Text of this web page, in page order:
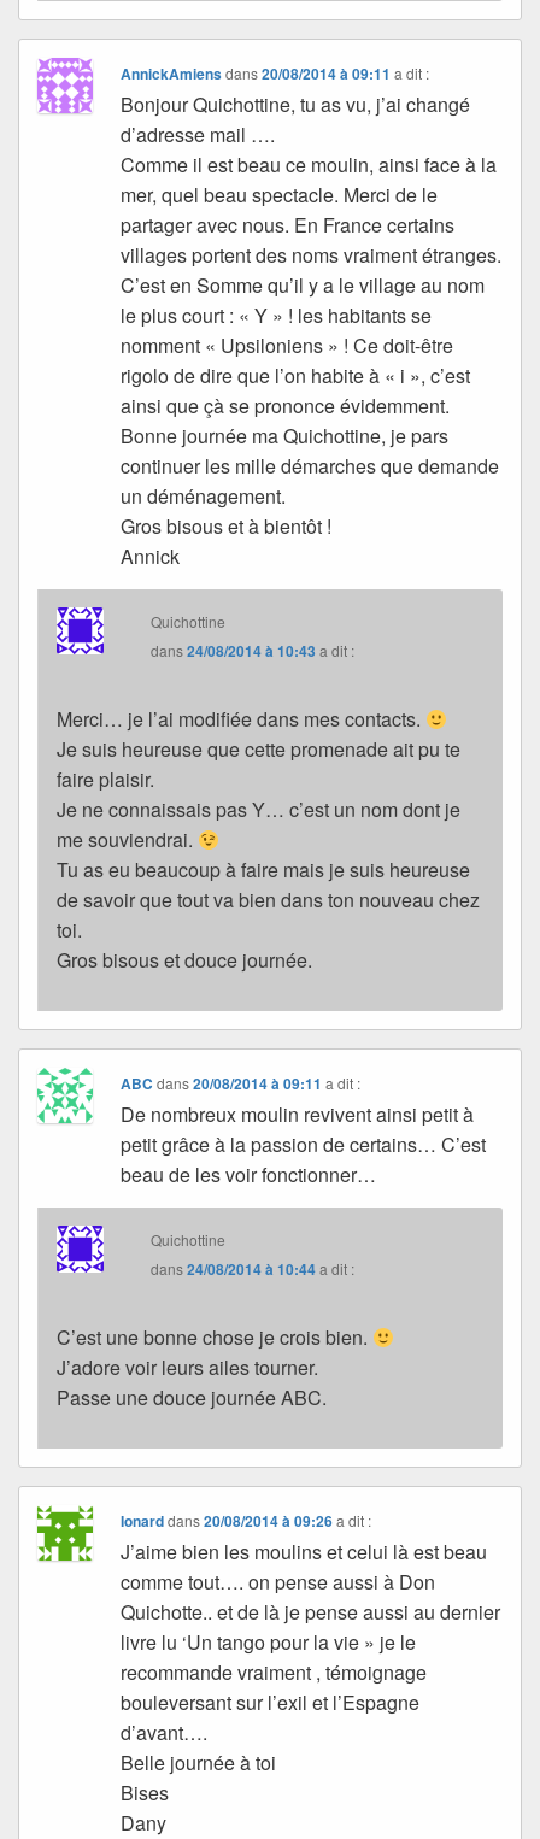
AnnickAmiensdans20/08/2014 à 09:11 a dit :
Bonjour Quichottine, tu as vu, j’ai changé
d’adresse mail ….
Comme il est beau ce moulin, ainsi face à la
mer, quel beau spectacle. Merci de le
partager avec nous. En France certains
villages portent des noms vraiment étranges.
C’est en Somme qu’il y a le village au nom
le plus court : « Y » ! les habitants se
nomment « Upsiloniens » ! Ce doit-être
rigolo de dire que l’on habite à « i », c’est
ainsi que çà se prononce évidemment.
Bonne journée ma Quichottine, je pars
continuer les mille démarches que demande
un déménagement.
Gros bisous et à bientôt !
Annick
Quichottine
dans24/08/2014 à 10:43 a dit :
Merci… je l’ai modifiée dans mes contacts.
Je suis heureuse que cette promenade ait pu te
faire plaisir.
Je ne connaissais pas Y… c’est un nom dont je
me souviendrai.
Tu as eu beaucoup à faire mais je suis heureuse
de savoir que tout va bien dans ton nouveau chez
toi.
Gros bisous et douce journée.
ABC dans20/08/2014 à 09:11 a dit :
De nombreux moulin revivent ainsi petit à
petit grâce à la passion de certains… C’est
beau de les voir fonctionner…
Quichottine
dans24/08/2014 à 10:44a dit :
C’est une bonne chose je crois bien.
J’adore voir leurs ailes tourner.
Passe une douce journée ABC.
Ionarddans20/08/2014 à 09:26 a dit :
J’aime bien les moulins et celui là est beau
comme tout…. on pense aussi à Don
Quichotte.. et de là je pense aussi au dernier
livre lu ‘Un tango pour la vie » je le
recommande vraiment , témoignage
bouleversant sur l’exil et l’Espagne
d’avant….
Belle journée à toi
Bises
Dany